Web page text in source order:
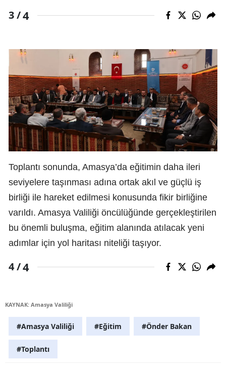
3 /4
Toplantı sonunda, Amasya’da eğitimin daha ileri
seviyelere taşınması adına ortak akıl ve güçlü iş
birliği ile hareket edilmesi konusunda fikir birliğine
varıldı. Amasya Valiliği öncülüğünde gerçekleştirilen
bu önemli buluşma, eğitim alanında atılacak yeni
adımlar için yol haritası niteliği taşıyor.
4 /4
KAYNAK: Amasya Valiliği
#Amasya Valiliği #Eğitim #Önder Bakan
#Toplantı